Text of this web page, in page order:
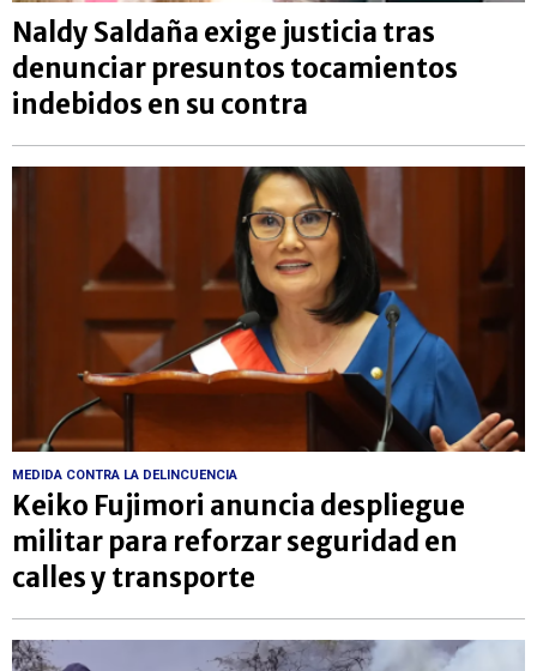
Naldy Saldaña exige justicia tras
denunciar presuntos tocamientos
indebidos en su contra
MEDIDA CONTRA LA DELINCUENCIA
Keiko Fujimori anuncia despliegue
militar para reforzar seguridad en
calles y transporte